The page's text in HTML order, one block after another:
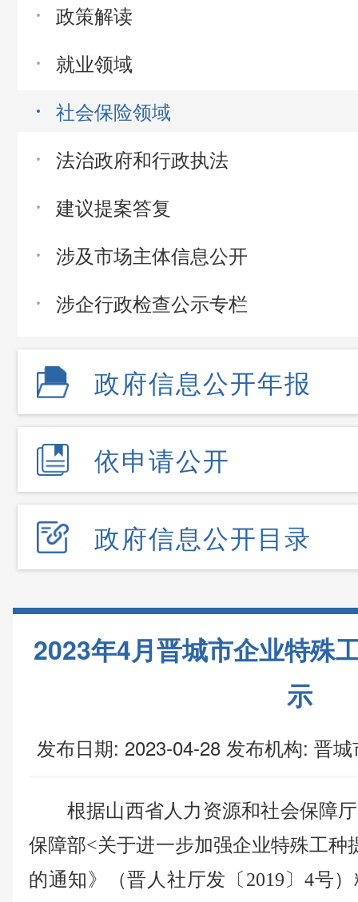
政策解读
就业领域
社会保险领域
法治政府和行政执法
建议提案答复
涉及市场主体信息公开
涉企行政检查公示专栏
政府信息公开年报
依申请公开
政府信息公开目录
2023年4月晋城市企业特殊
示
发布日期: 2023-04-28 发布机构: 晋
根据山西省人力资源和社会保障
保障部<关于进一步加强企业特殊工种
的通知》（晋人社厅发〔2019〕4号